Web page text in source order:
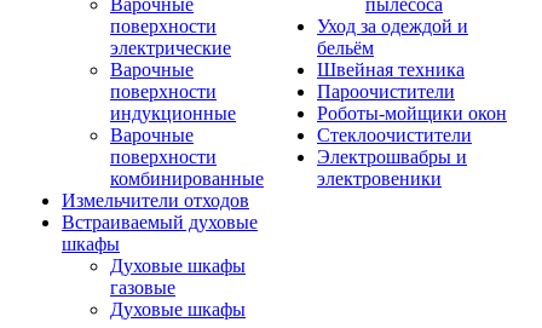
Варочные
поверхности
электрические
Варочные
поверхности
индукционные
Варочные
поверхности
комбинированные
Измельчители отходов
Встраиваемый духовые
шкафы
Духовые шкафы
газовые
Духовые шкафы
пылесоса
Уход за одеждой и
бельём
Швейная техника
Пароочистители
Роботы-мойщики окон
Стеклоочистители
Электрошвабры и
электровеники